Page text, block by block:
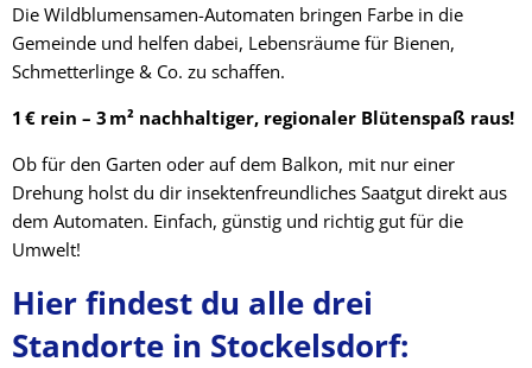
Die Wildblumensamen-Automaten bringen Farbe in die
Gemeinde und helfen dabei, Lebensräume für Bienen,
Schmetterlinge & Co. zu schaffen.
1 € rein – 3 m² nachhaltiger, regionaler Blütenspaß raus!
Ob für den Garten oder auf dem Balkon, mit nur einer
Drehung holst du dir insektenfreundliches Saatgut direkt aus
dem Automaten. Einfach, günstig und richtig gut für die
Umwelt!
Hier findest du alle drei
Standorte in Stockelsdorf: